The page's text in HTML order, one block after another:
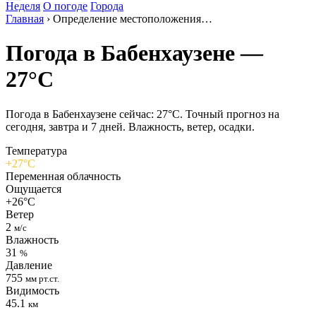
Неделя О погоде Города
Главная › Определение местоположения…
Погода в Бабенхаузене —
27°C
Погода в Бабенхаузене сейчас: 27°C. Точный прогноз на
сегодня, завтра и 7 дней. Влажность, ветер, осадки.
Температура
+27°C
Переменная облачность
Ощущается
+26°C
Ветер
2 м/с
Влажность
31 %
Давление
755 мм рт.ст.
Видимость
45.1 км